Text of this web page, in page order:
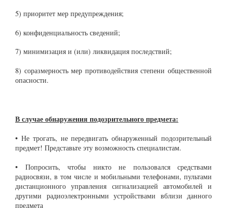
5) приоритет мер предупреждения;
6) конфиденциальность сведений;
7) минимизация и (или) ликвидация последствий;
8) соразмерность мер противодействия степени общественной
опасности.
В случае обнаружения подозрительного предмета:
• Не трогать, не передвигать обнаруженный подозрительный
предмет! Представьте эту возможность специалистам.
• Попросить, чтобы никто не пользовался средствами
радиосвязи, в том числе и мобильными телефонами, пультами
дистанционного управления сигнализацией автомобилей и
другими радиоэлектронными устройствами вблизи данного
предмета